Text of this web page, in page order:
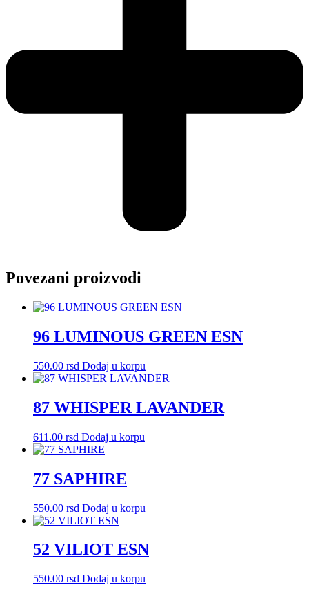
Povezani proizvodi
96 LUMINOUS GREEN ESN
550.00 rsd Dodaj u korpu
87 WHISPER LAVANDER
611.00 rsd Dodaj u korpu
77 SAPHIRE
550.00 rsd Dodaj u korpu
52 VILIOT ESN
550.00 rsd Dodaj u korpu